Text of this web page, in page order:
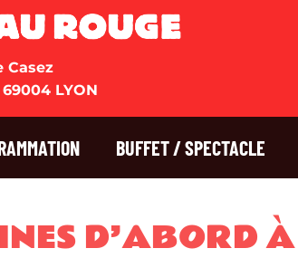
Casez
LYON
BUFFET / SPECTACLE
D’ABORD